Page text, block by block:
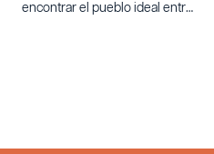
encontrar el pueblo ideal entre